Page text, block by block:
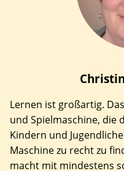
Lernen ist großartig.
und Spielmaschine, die
Kindern und
Maschine zu recht zu
macht mit mindestens